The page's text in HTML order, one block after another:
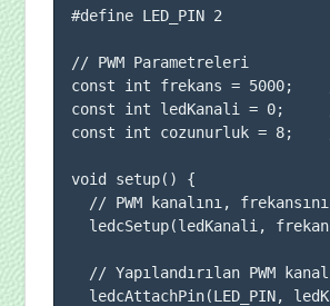
#define LED_PIN 2
// PWM Parametreleri
const int frekans = 5000;
const int ledKanali = 0;     //
const int cozunurluk = 8;
void setup() {
// PWM kanalını,
ledcSetup(ledKanali,
// Yapılandırılan PWM
ledcAttachPin(LED_PIN,